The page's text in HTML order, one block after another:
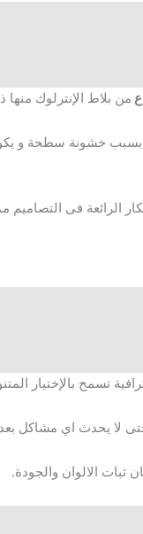
من بلاط الإنترلوك
خشونة سطحة و
الرائعة فى التصاميم
تسمح
لا يحدث اي مشاكل بعد
ثبات الالوان والجودة.